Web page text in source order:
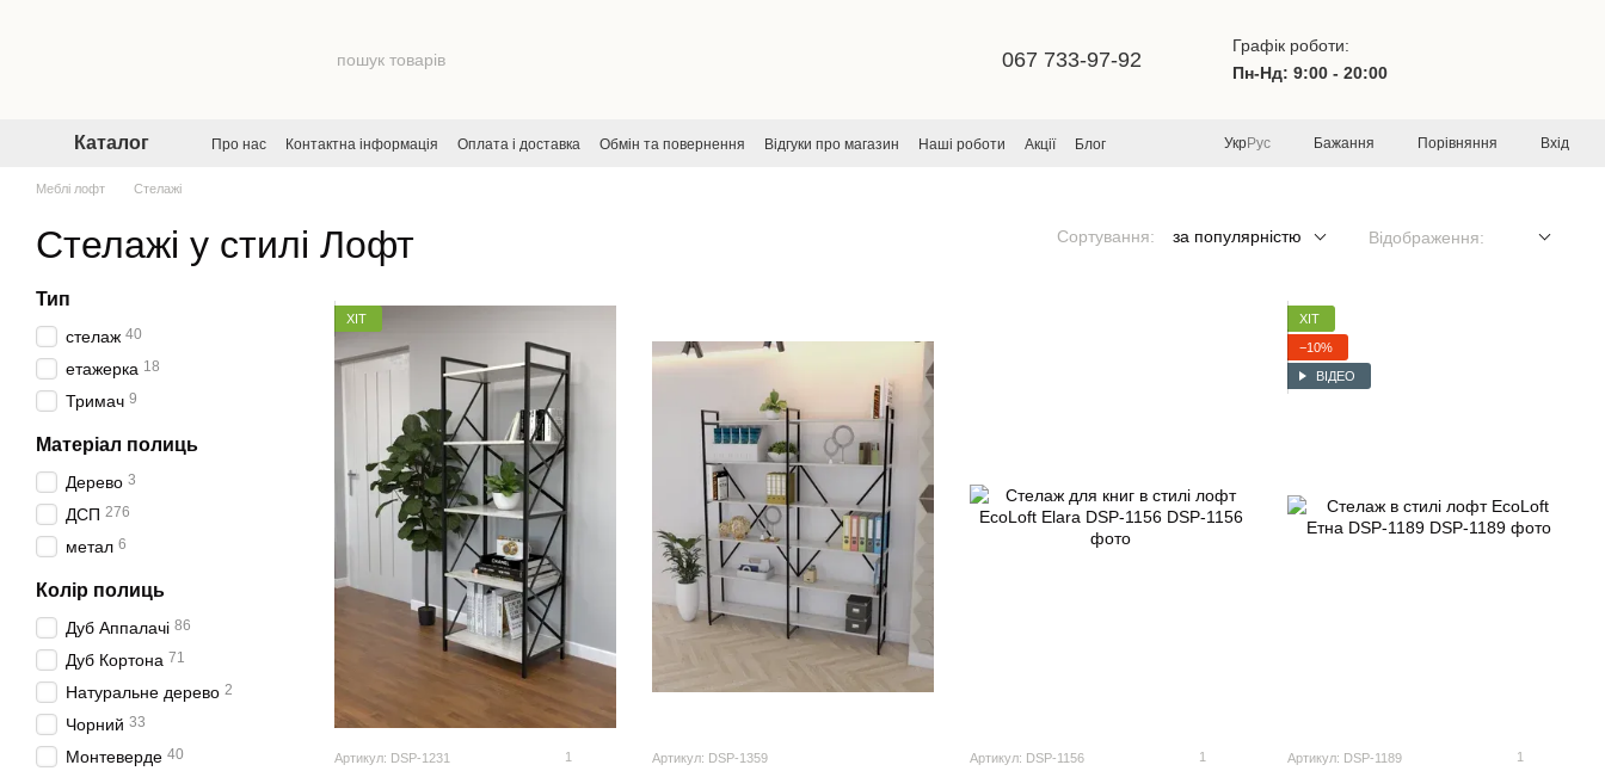
067 733-97-92
Графік роботи:
Пн-Нд: 9:00 - 20:00
Каталог Про нас Контактна інформація Оплата і доставка Обмін та повернення Відгуки про магазин Наші роботи Акції
Блог
УкрРус Бажання Порівняння Вхід
Меблі лофт Стелажі
Стелажі у стилі Лофт Сортування: за популярністю Відображення:
ХІТ
Артикул: DSP-1231 1 Артикул: DSP-1359 Артикул: DSP-1156 1
ХІТ
−10%
ВІДЕО
Артикул: DSP-1189 1
Тип
стелаж 40
етажерка 18
Тримач 9
Матеріал полиць
Дерево 3
ДСП 276
метал 6
Колір полиць
Дуб Аппалачі 86
Дуб Кортона 71
Натуральне дерево 2
Чорний 33
Монтеверде 40